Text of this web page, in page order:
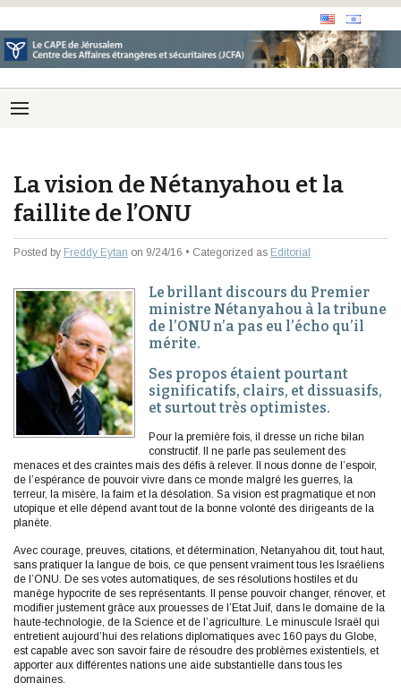
La vision de Nétanyahou et la
faillite de l’ONU
Posted by Freddy Eytan on 9/24/16 • Categorized as Editorial
Le brillant discours du Premier
ministre Nétanyahou à la tribune
de l’ONU n’a pas eu l’écho qu’il
mérite.
Ses propos étaient pourtant
significatifs, clairs, et dissuasifs,
et surtout très optimistes.
Pour la première fois, il dresse un riche bilan
constructif. Il ne parle pas seulement des
menaces et des craintes mais des défis à relever. Il nous donne de l’espoir,
de l’espérance de pouvoir vivre dans ce monde malgré les guerres, la
terreur, la misère, la faim et la désolation. Sa vision est pragmatique et non
utopique et elle dépend avant tout de la bonne volonté des dirigeants de la
planète.
Avec courage, preuves, citations, et détermination, Netanyahou dit, tout haut,
sans pratiquer la langue de bois, ce que pensent vraiment tous les Israéliens
de l’ONU. De ses votes automatiques, de ses résolutions hostiles et du
manège hypocrite de ses représentants. Il pense pouvoir changer, rénover, et
modifier justement grâce aux prouesses de l’Etat Juif, dans le domaine de la
haute-technologie, de la Science et de l’agriculture. Le minuscule Israël qui
entretient aujourd’hui des relations diplomatiques avec 160 pays du Globe,
est capable avec son savoir faire de résoudre des problèmes existentiels, et
apporter aux différentes nations une aide substantielle dans tous les
domaines.